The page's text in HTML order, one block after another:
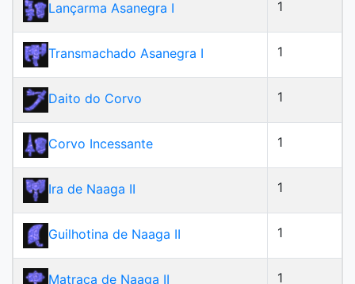
Lançarma Asanegra I 1
Transmachado Asanegra I 1
Daito do Corvo 1
Corvo Incessante 1
Ira de Naaga II 1
Guilhotina de Naaga II 1
Matraca de Naaga II 1